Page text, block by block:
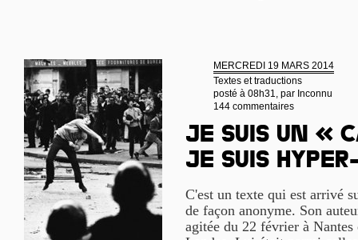
MERCREDI 19 MARS 2014
Textes et traductions
posté à 08h31, par Inconnu
144 commentaires
Je suis un «
je suis
C'est un texte qui est arrivé
de façon anonyme. Son
agitée du 22 février à